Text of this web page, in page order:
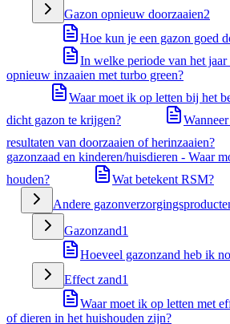
Gazon opnieuw doorzaaien2
Hoe kun je een gazon goed
In welke periode van het
opnieuw inzaaien met turbo green?
Waar moet ik op letten bij het
dicht gazon te krijgen?
resultaten van doorzaaien of herinzaaien?
gazonzaad en kinderen/huisdieren - Waar
houden?
Wat betekent RSM?
Andere
Gazonzand1
Hoeveel gazonzand heb ik
Effect zand1
Waar moet ik op letten met
of dieren in het huishouden zijn?